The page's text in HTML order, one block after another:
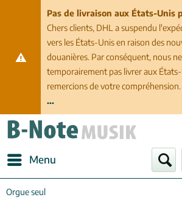
Pas de livraison aux États-Unis
Chers clients, DHL a suspendu
vers les États-Unis en raison des
douanières. Par conséquent, nous
temporairement pas livrer aux
remercions de votre compréhension.
...
Menu
Orgue seul